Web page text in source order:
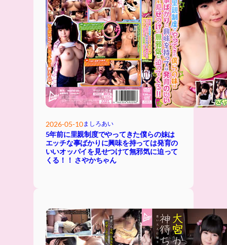
2026-05-10ましろあい
5年前に里親制度でやってきた僕らの妹は
エッチな事ばかりに興味を持っては発育の
いいオッパイを見せつけて無邪気に迫って
くる！！ さやかちゃん